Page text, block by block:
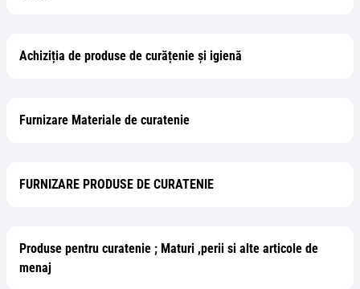
Achiziția de produse de curățenie și igienă
Furnizare Materiale de curatenie
FURNIZARE PRODUSE DE CURATENIE
Produse pentru curatenie ; Maturi ,perii si alte articole de
menaj